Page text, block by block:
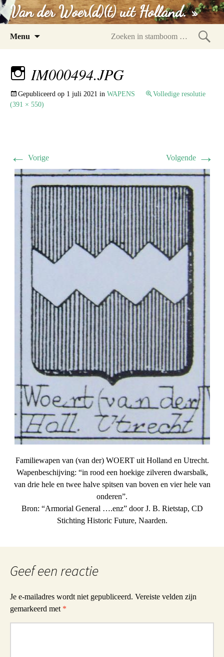
Van der Woer(d)(t) uit Holland. »
Menu
IM000494.JPG
Gepubliceerd op 1 juli 2021 in WAPENS
Volledige resolutie
(391 × 550)
← Vorige Volgende →
Familiewapen van (van der) WOERT uit Holland en Utrecht.
Wapenbeschijving: “in rood een hoekige zilveren dwarsbalk,
van drie hele en twee halve spitsen van boven en vier hele van
onderen”.
Bron: “Armorial General ….enz” door J. B. Rietstap, CD
Stichting Historic Future, Naarden.
Geef een reactie
Je e-mailadres wordt niet gepubliceerd. Vereiste velden zijn
gemarkeerd met *